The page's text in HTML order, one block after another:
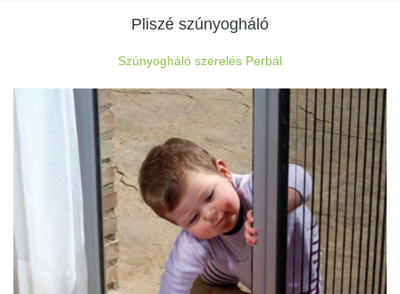
Pliszé szúnyogháló
Szúnyogháló szerelés Perbál